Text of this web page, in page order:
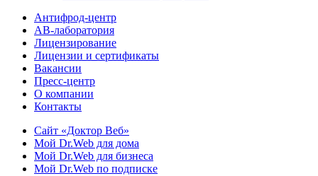
Антифрод-центр
АВ-лаборатория
Лицензирование
Лицензии и сертификаты
Вакансии
Пресс-центр
О компании
Контакты
Сайт «Доктор Веб»
Мой Dr.Web для дома
Мой Dr.Web для бизнеса
Мой Dr.Web по подписке